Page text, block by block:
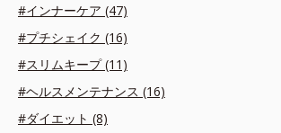
#インナーケア (47)
#プチシェイク (16)
#スリムキープ (11)
#ヘルスメンテナンス (16)
#ダイエット (8)